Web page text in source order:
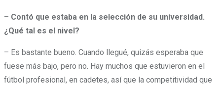
– Contó que estaba en la selección de su universidad.
¿Qué tal es el nivel?
– Es bastante bueno. Cuando llegué, quizás esperaba que
fuese más bajo, pero no. Hay muchos que estuvieron en el
fútbol profesional, en cadetes, así que la competitividad que